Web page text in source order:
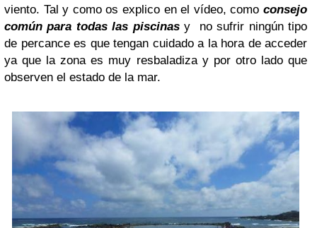
viento. Tal y como os explico en el vídeo, como consejo
común para todas las piscinas y no sufrir ningún tipo
de percance es que tengan cuidado a la hora de acceder
ya que la zona es muy resbaladiza y por otro lado que
observen el estado de la mar.